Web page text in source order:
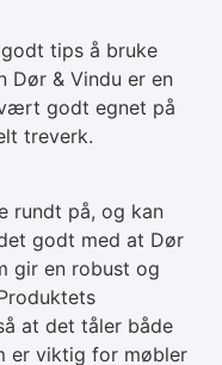
tips å bruke
Dør & Vindu er en
godt egnet på
treverk.
rundt på, og kan
godt med at Dør
gir en robust og
at det tåler både
er viktig for møbler